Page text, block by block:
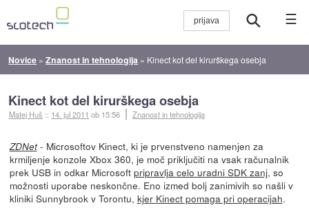
☰
Novice »Znanost in tehnologija » Kinect kot del kirurškega osebja
Kinect kot del kirurškega osebja
Matej Huš :: 14. jul 2011 ob 15:56 Znanost in tehnologija
ZDNet- Microsoftov Kinect, ki je prvenstveno namenjen za
krmiljenje konzole Xbox 360, je moč priključiti na vsak računalnik
prek USB in odkar Microsoft pripravlja celo uradni SDK zanj, so
možnosti uporabe neskončne. Eno izmed bolj zanimivih so našli v
kliniki Sunnybrook v Torontu, kjer Kinect pomaga pri operacijah.